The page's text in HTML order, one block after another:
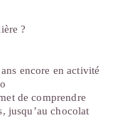
?
encore en activité
de comprendre
jusqu’au chocolat